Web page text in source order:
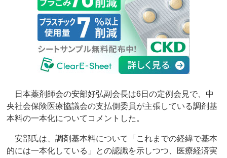
日本薬剤師会の安部好弘副会長は6日の定例会見で、中
央社会保険医療協議会の支払側委員が主張している調剤基
本料の一本化についてコメントした。
安部氏は、調剤基本料について「これまでの経緯で基本
的には一本化している」との認識を示しつつ、医療経済実